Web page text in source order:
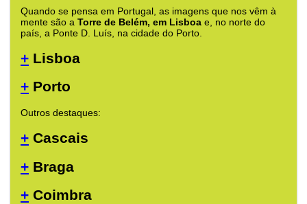
Quando se pensa em Portugal, as imagens que nos vêm à
mente são a Torre de Belém, em Lisboa e, no norte do
país, a Ponte D. Luís, na cidade do Porto.
+ Lisboa
+ Porto
Outros destaques:
+ Cascais
+ Braga
+ Coimbra